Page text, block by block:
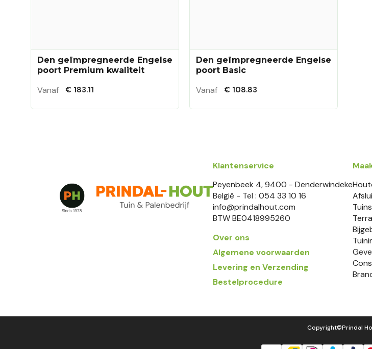
Den geïmpregneerde Engelse
poort Premium kwaliteit
Vanaf € 183.11
Den geïmpregneerde Engelse
poort Basic
Vanaf € 108.83
Klantenservice
Peyenbeek 4, 9400 - Denderwindeke
België - Tel : 054 33 10 16
info@prindalhout.com
BTW BE0418995260
Over ons
Algemene voorwaarden
Levering en Verzending
Bestelprocedure
Copyright©️Prindal